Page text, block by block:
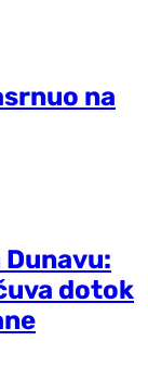
na
dotok